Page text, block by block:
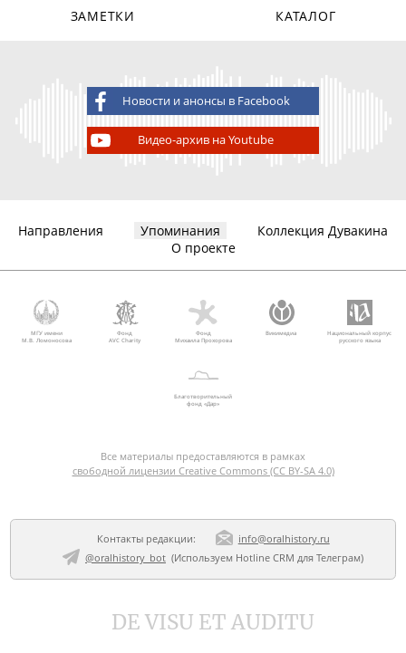
ЗАМЕТКИ
КАТАЛОГ
Новости и анонсы в Facebook
Видео-архив на Youtube
Направления Упоминания
Коллекция Дувакина
О проекте
МГУ имени
М.В. Ломоносова
Фонд
AVC Charity
Фонд
Михаила Прохорова
Викимедиа
Национальный корпус
русского языка
Благотворительный
фонд «Дар»
Все материалы предоставляются в рамках
свободной лицензии Creative Commons (CC BY-SA 4.0)
Контакты редакции:
info@oralhistory.ru
@oralhistory_bot(Используем Hotline CRM для Телеграм)
DE VISU ET AUDITU